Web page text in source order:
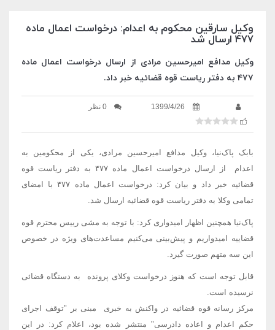
وکیل سارقین محکوم به اعدام: درخواست اعمال ماده
۴۷۷ ارسال شد
وکیل مدافع امیرحسین مرادی از ارسال درخواست اعمال ماده
۴۷۷ به دفتر ریاست قوه قضائیه خبر داد.
1399/4/26 0 نظر
بابک پاک‌نیا، وکیل مدافع امیرحسین مرادی، یکی از محکومین به
اعدام از ارسال درخواست اعمال ماده ۴۷۷ به دفتر ریاست قوه
قضائیه خبر داد و بیان کرد: درخواست اعمال ماده ۴۷۷ با امضای
تمامی وکلا به دفتر ریاست قوه قضائیه ارسال شد.
پاک‌نیا همچنین اظهار امیدواری کرد: با توجه به مشی رییس محترم قوه
قضاییه امیدواریم و پیش‌بینی می‌کنیم مساعدت‌های ویژه در خصوص
این سه متهم صورت گیرد.
قابل توجه است که هنوز درخواست وکلای پرونده به دستگاه قضائی
نرسیده است.
مرکز رسانه قوه قضائیه در واکنش به خبری مبنی بر "توقف اجرای
حکم اعدام و اعاده دادرسی" منتشر شده بود، اعلام کرد: در این